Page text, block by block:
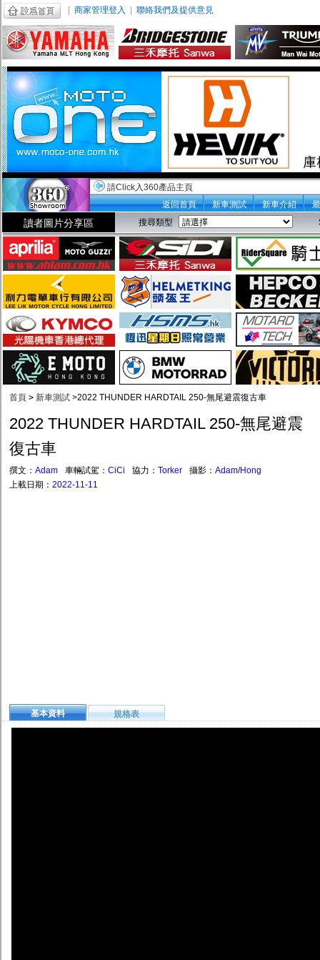
商家管理登入 聯絡我們及提供意見
請Click入360產品主頁
返回首頁
新車測試 新車介紹
讀者圖片分享區 搜尋類型
首頁 > 新車測試 >2022 THUNDER HARDTAIL 250-無尾避震復古車
2022 THUNDER HARDTAIL 250-無尾避震
復古車
撰文： Adam 車輛試駕： CiCi 協力： Torker 攝影： Adam/Hong
上載日期： 2022-11-11
基本資料 規格表